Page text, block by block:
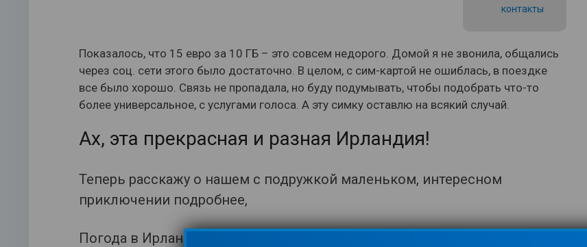
контакты
Показалось, что 15 евро за 10 ГБ – это совсем недорого. Домой я не звонила, общались
через соц. сети этого было достаточно. В целом, с сим-картой не ошиблась, в поездке
все было хорошо. Связь не пропадала, но буду подумывать, чтобы подобрать что-то
более универсальное, с услугами голоса. А эту симку оставлю на всякий случай.
Ах, эта прекрасная и разная Ирландия!
Теперь расскажу о нашем с подружкой маленьком, интересном
приключении подробнее,
Погода в Ирландии – непостоянная и капризная, потому одеваться